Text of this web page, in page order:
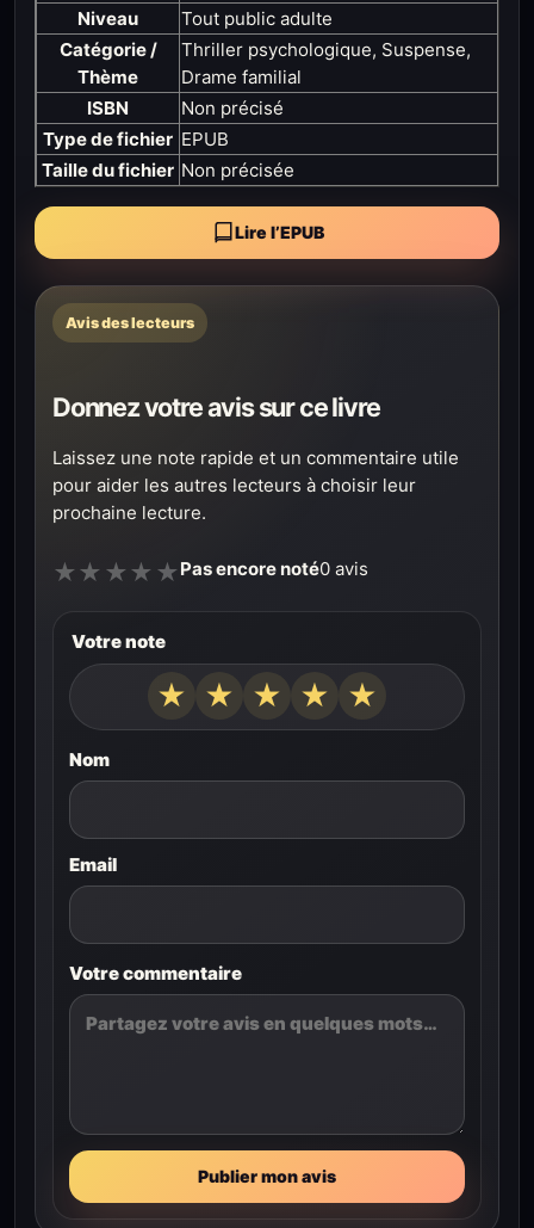
Niveau
Tout public adulte
Catégorie /
Thème
Thriller psychologique, Suspense,
Drame familial
ISBN
Non précisé
Type de fichier EPUB
Taille du fichier Non précisée
Lire l’EPUB
Avis des lecteurs
Donnez votre avis sur ce livre
Laissez une note rapide et un commentaire utile
pour aider les autres lecteurs à choisir leur
prochaine lecture.
★ ★ ★ ★ ★ Pas encore noté0 avis
Votre note
★
★
★
★
★
Nom
Email
Votre commentaire
Publier mon avis